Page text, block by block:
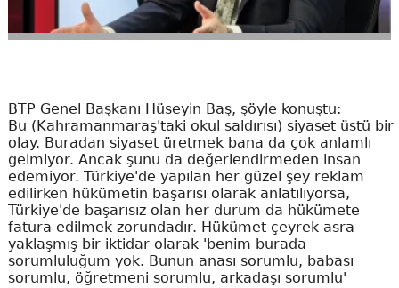
BTP Genel Başkanı Hüseyin Baş, şöyle konuştu:
Bu (Kahramanmaraş'taki okul saldırısı) siyaset üstü bir
olay. Buradan siyaset üretmek bana da çok anlamlı
gelmiyor. Ancak şunu da değerlendirmeden insan
edemiyor. Türkiye'de yapılan her güzel şey reklam
edilirken hükümetin başarısı olarak anlatılıyorsa,
Türkiye'de başarısız olan her durum da hükümete
fatura edilmek zorundadır. Hükümet çeyrek asra
yaklaşmış bir iktidar olarak 'benim burada
sorumluluğum yok. Bunun anası sorumlu, babası
sorumlu, öğretmeni sorumlu, arkadaşı sorumlu'